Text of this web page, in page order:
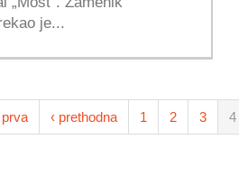
je...
‹ prethodna 1 2 3 4